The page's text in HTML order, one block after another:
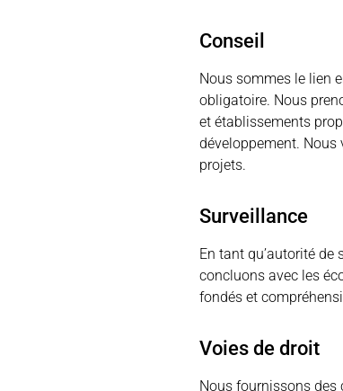
Conseil
Nous sommes le lien
obligatoire. Nous
et établissements
développement.
projets.
Surveillance
En tant qu’autorité
concluons avec les
fondés et
Voies de droit
Nous fournissons